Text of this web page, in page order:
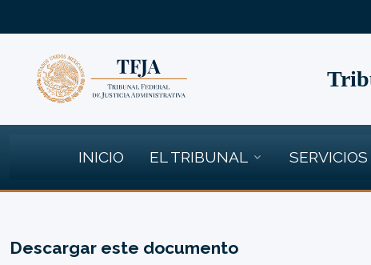
INICIO EL TRIBUNAL SERVICIOS
Descargar este documento